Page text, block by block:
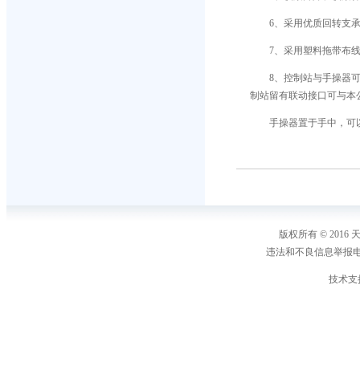
6、采用优质回转支
7、采用塑料拖带布
8、控制站与手操器
制站留有联动接口可与
手操器置于手中，可
版权所有 © 2016
违法和不良信息举报
技术支